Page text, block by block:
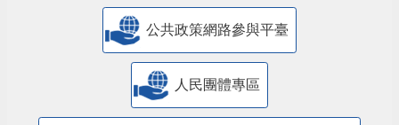
公共政策網路參與平臺
人民團體專區